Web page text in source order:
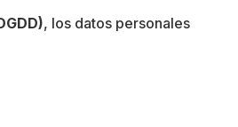
, los datos personales